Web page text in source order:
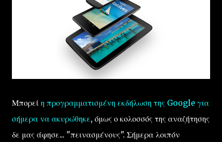
Μπορεί η προγραμματισμένη εκδήλωση της Google για
σήμερα να ακυρώθηκε, όμως ο κολοσσός της αναζήτησης
δε μας άφησε... "πεινασμένους". Σήμερα λοιπόν